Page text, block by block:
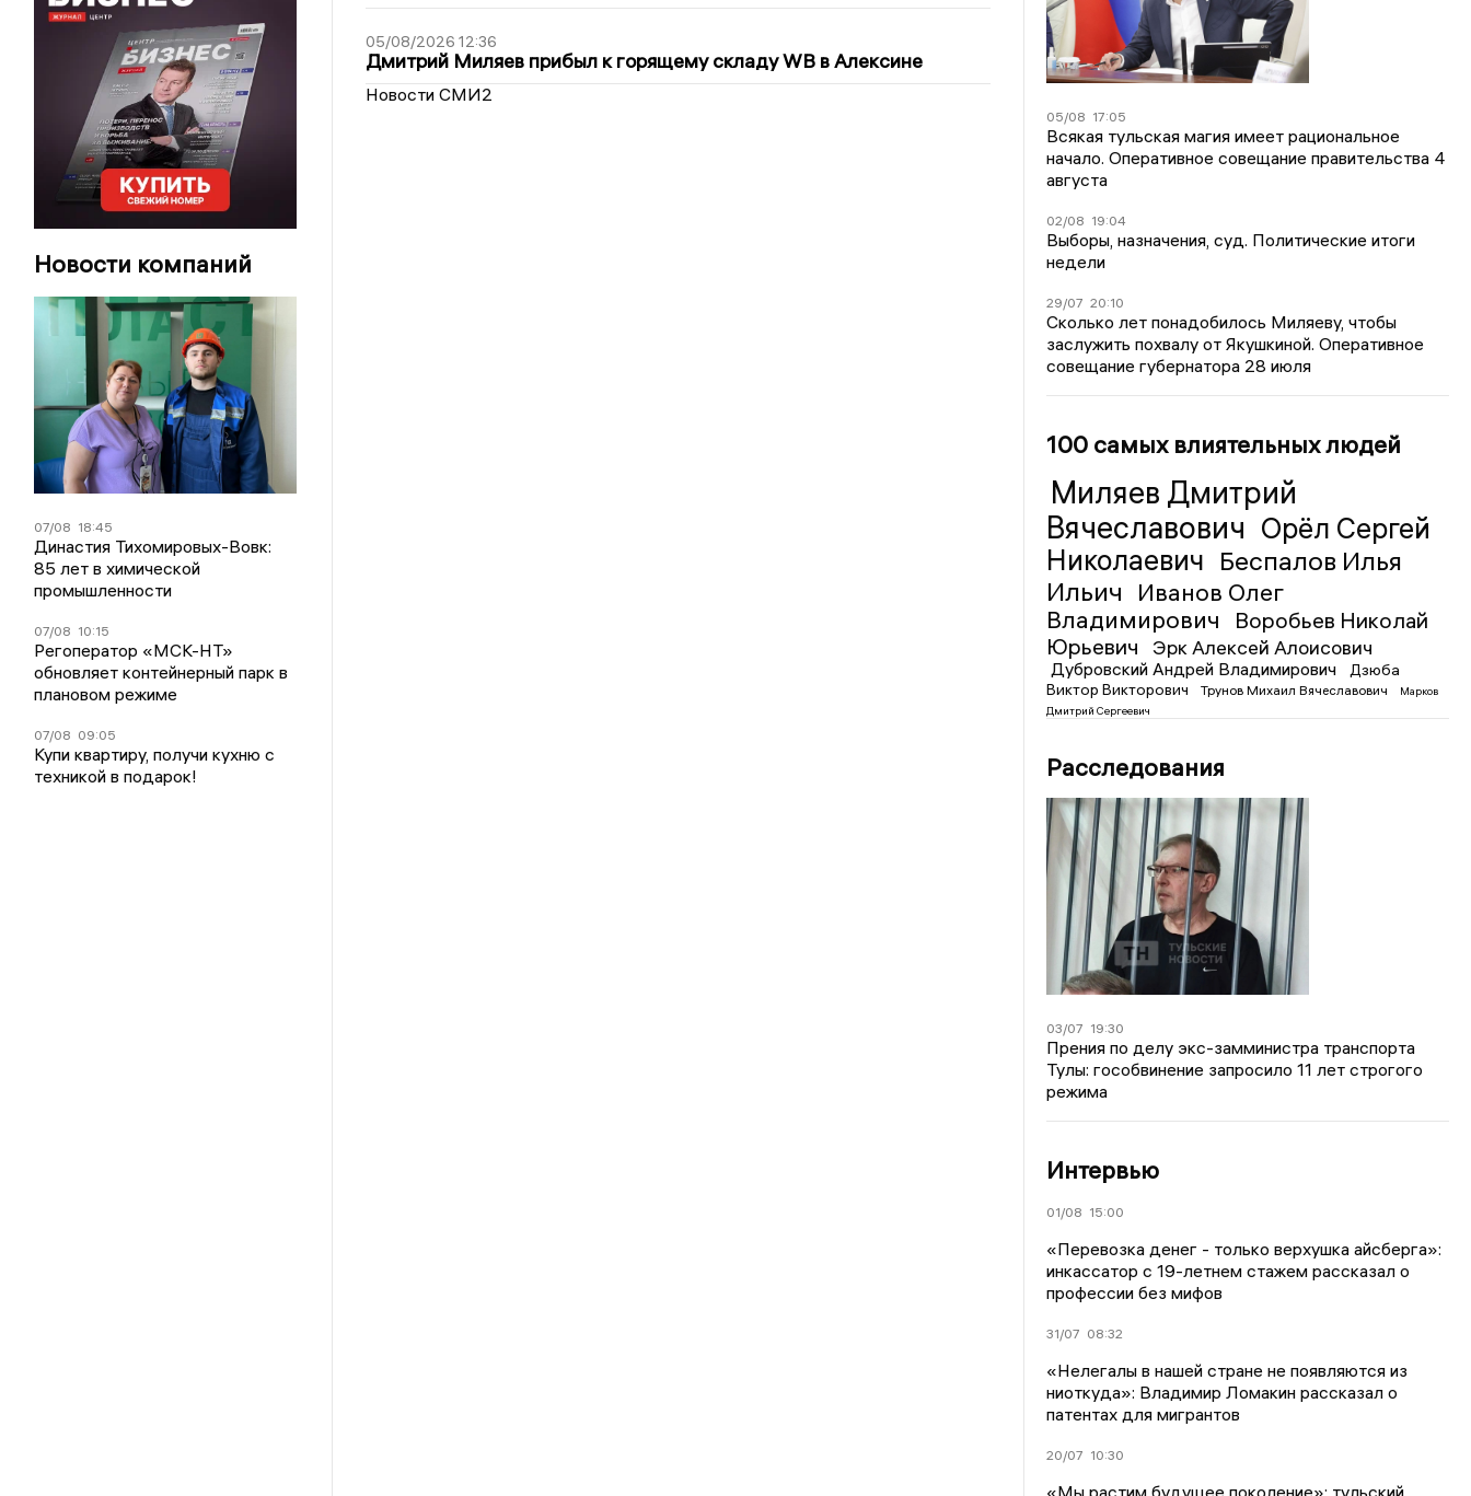
Новости компаний
07/08 18:45
Династия Тихомировых-Вовк:
85 лет в химической
промышленности
07/08 10:15
Регоператор «МСК-НТ»
обновляет контейнерный парк в
плановом режиме
07/08 09:05
Купи квартиру, получи кухню с
техникой в подарок!
05/08/2026 12:36
Дмитрий Миляев прибыл к горящему складу WB в Алексине
Новости СМИ2
05/08 17:05
Всякая тульская магия имеет рациональное
начало. Оперативное совещание правительства 4
августа
02/08 19:04
Выборы, назначения, суд. Политические итоги
недели
29/07 20:10
Сколько лет понадобилось Миляеву, чтобы
заслужить похвалу от Якушкиной. Оперативное
совещание губернатора 28 июля
100 самых влиятельных людей
Миляев Дмитрий
Вячеславович Орёл Сергей
Николаевич Беспалов Илья
Ильич
Иванов Олег
Владимирович
Воробьев Николай
Юрьевич
Эрк Алексей Алоисович
Дубровский Андрей Владимирович
Дзюба
Виктор Викторович
Трунов Михаил Вячеславович
Марков
Дмитрий Сергеевич
Расследования
03/07 19:30
Прения по делу экс-замминистра транспорта
Тулы: гособвинение запросило 11 лет строгого
режима
Интервью
01/08 15:00
«Перевозка денег - только верхушка айсберга»:
инкассатор с 19-летнем стажем рассказал о
профессии без мифов
31/07 08:32
«Нелегалы в нашей стране не появляются из
ниоткуда»: Владимир Ломакин рассказал о
патентах для мигрантов
20/07 10:30
«Мы растим будущее поколение»: тульский